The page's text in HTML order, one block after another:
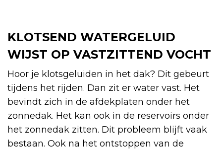
KLOTSEND WATERGELUID
WIJST OP VASTZITTEND VOCHT
Hoor je klotsgeluiden in het dak? Dit gebeurt
tijdens het rijden. Dan zit er water vast. Het
bevindt zich in de afdekplaten onder het
zonnedak. Het kan ook in de reservoirs onder
het zonnedak zitten. Dit probleem blijft vaak
bestaan. Ook na het ontstoppen van de